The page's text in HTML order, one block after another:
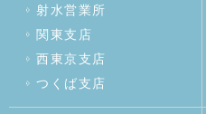
射水営業所
関東支店
西東京支店
つくば支店